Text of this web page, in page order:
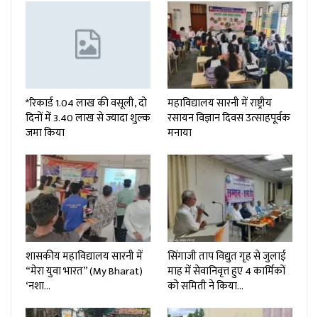
*रिकार्ड 1.04 लाख की वसूली, दो
दिनों में 3.40 लाख से ज्यादा शुल्क
जमा किया
महाविद्यालय सारनी में राष्ट्रीय
रसायन विज्ञान दिवस उत्साहपूर्वक
मनाया
शासकीय महाविद्यालय सारनी में
“मेरा युवा भारत” (My Bharat)
‘नशा…
सिंगाजी ताप विद्युत गृह से जुलाई
माह में सेवानिवृत्त हुए 4 कार्मिकों
को समिती ने किया…